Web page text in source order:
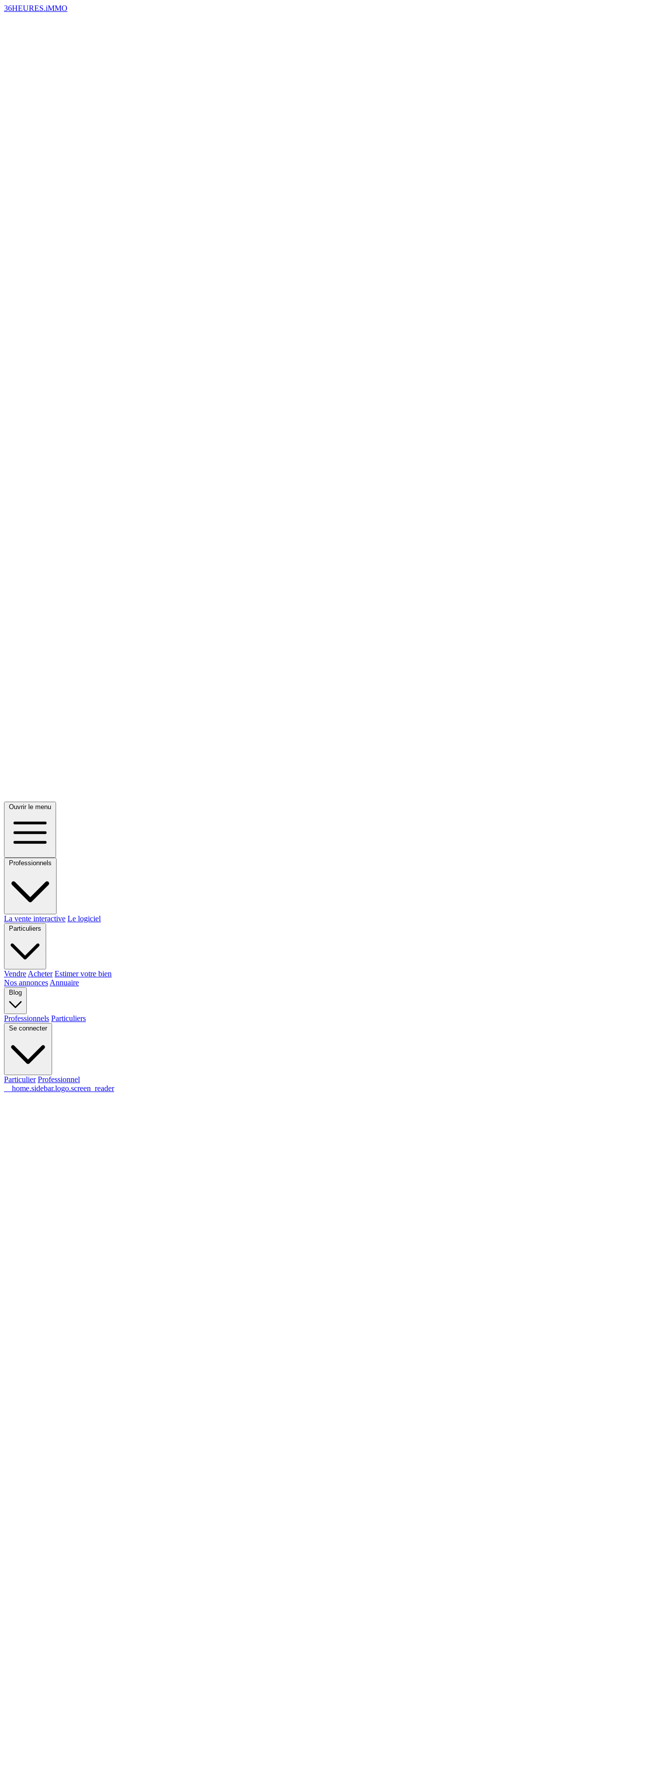
36HEURES.iMMO
Ouvrir le menu
Professionnels
La vente interactive Le logiciel
Particuliers
Vendre Acheter Estimer votre bien
Nos annonces Annuaire
Blog
Professionnels Particuliers
Se connecter
Particulier Professionnel
__home.sidebar.logo.screen_reader